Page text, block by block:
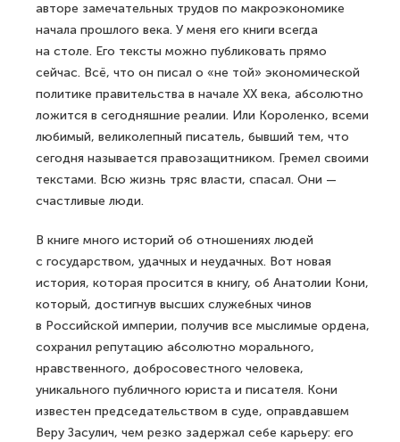
авторе замечательных трудов по макроэкономике
начала прошлого века. У меня его книги всегда
на столе. Его тексты можно публиковать прямо
сейчас. Всё, что он писал о «не той» экономической
политике правительства в начале XX века, абсолютно
ложится в сегодняшние реалии. Или Короленко, всеми
любимый, великолепный писатель, бывший тем, что
сегодня называется правозащитником. Гремел своими
текстами. Всю жизнь тряс власти, спасал. Они —
счастливые люди.
В книге много историй об отношениях людей
с государством, удачных и неудачных. Вот новая
история, которая просится в книгу, об Анатолии Кони,
который, достигнув высших служебных чинов
в Российской империи, получив все мыслимые ордена,
сохранил репутацию абсолютно морального,
нравственного, добросовестного человека,
уникального публичного юриста и писателя. Кони
известен председательством в суде, оправдавшем
Веру Засулич, чем резко задержал себе карьеру: его